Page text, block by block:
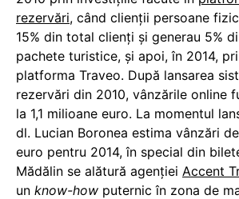
rezervări, când clienții persoane
15% din total clienți și generau 5%
pachete turistice, și apoi, în 2014,
platforma Traveo. După lansarea
rezervări din 2010, vânzările online
la 1,1 milioane euro. La momentul
dl. Lucian Boronea estima vânzări
euro pentru 2014, în special din
Mădălin se alătură agenției Accent
un know-how puternic în zona de